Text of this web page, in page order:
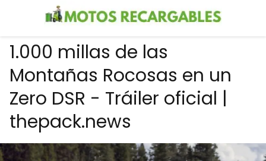
1.000 millas de las
Montañas Rocosas en un
Zero DSR - Tráiler oficial |
thepack.news